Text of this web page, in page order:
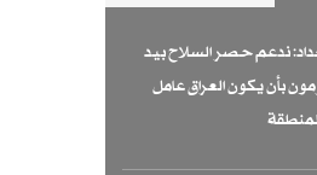
ندعم حصر السلاح بيد
بأن يكون العراق عامل